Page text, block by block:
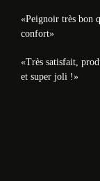
«Peignoir très bon
confort»
«Très satisfait,
et super joli !»